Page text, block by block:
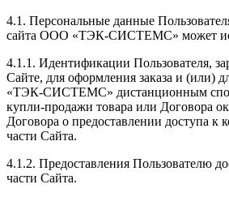
4.1. Персональные данные
сайта ООО «ТЭК-СИСТЕМС» может
4.1.1. Идентификации Пользователя,
Сайте, для оформления заказа и (или)
«ТЭК-СИСТЕМС» дистанционным
купли-продажи товара или Договора
Договора о предоставлении доступа к
части Сайта.
4.1.2. Предоставления Пользователю
части Сайта.